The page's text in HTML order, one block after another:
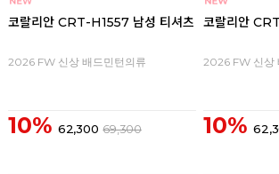
코랄리안 CRT-H1557 남성 티셔츠
2026 FW 신상 배드민턴의류
10% 62,300 69,300
코랄리안
2026 FW 신상
10%